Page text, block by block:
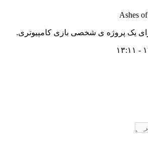
Ashes
یک پروژه ی شخصی بازی کامپیوتری.